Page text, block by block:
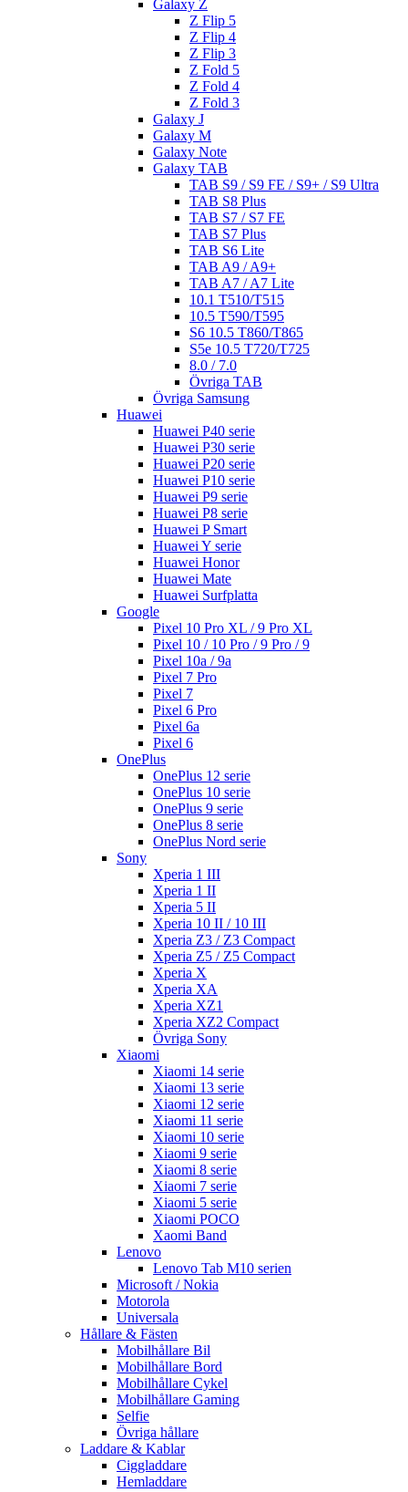
Galaxy Z
Z Flip 5
Z Flip 4
Z Flip 3
Z Fold 5
Z Fold 4
Z Fold 3
Galaxy J
Galaxy M
Galaxy Note
Galaxy TAB
TAB S9 / S9 FE / S9+ / S9 Ultra
TAB S8 Plus
TAB S7 / S7 FE
TAB S7 Plus
TAB S6 Lite
TAB A9 / A9+
TAB A7 / A7 Lite
10.1 T510/T515
10.5 T590/T595
S6 10.5 T860/T865
S5e 10.5 T720/T725
8.0 / 7.0
Övriga TAB
Övriga Samsung
Huawei
Huawei P40 serie
Huawei P30 serie
Huawei P20 serie
Huawei P10 serie
Huawei P9 serie
Huawei P8 serie
Huawei P Smart
Huawei Y serie
Huawei Honor
Huawei Mate
Huawei Surfplatta
Google
Pixel 10 Pro XL / 9 Pro XL
Pixel 10 / 10 Pro / 9 Pro / 9
Pixel 10a / 9a
Pixel 7 Pro
Pixel 7
Pixel 6 Pro
Pixel 6a
Pixel 6
OnePlus
OnePlus 12 serie
OnePlus 10 serie
OnePlus 9 serie
OnePlus 8 serie
OnePlus Nord serie
Sony
Xperia 1 III
Xperia 1 II
Xperia 5 II
Xperia 10 II / 10 III
Xperia Z3 / Z3 Compact
Xperia Z5 / Z5 Compact
Xperia X
Xperia XA
Xperia XZ1
Xperia XZ2 Compact
Övriga Sony
Xiaomi
Xiaomi 14 serie
Xiaomi 13 serie
Xiaomi 12 serie
Xiaomi 11 serie
Xiaomi 10 serie
Xiaomi 9 serie
Xiaomi 8 serie
Xiaomi 7 serie
Xiaomi 5 serie
Xiaomi POCO
Xaomi Band
Lenovo
Lenovo Tab M10 serien
Microsoft / Nokia
Motorola
Universala
Hållare & Fästen
Mobilhållare Bil
Mobilhållare Bord
Mobilhållare Cykel
Mobilhållare Gaming
Selfie
Övriga hållare
Laddare & Kablar
Ciggladdare
Hemladdare